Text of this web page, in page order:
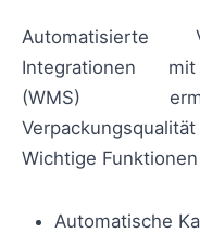
Automatisierte
Integrationen mit
(WMS)
Wichtige
Automatische